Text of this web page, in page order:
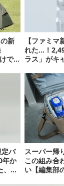
新
で
【ファミ
れた…！
ラス」がキ
バ
年か
、紫
スーパー帰
この組み合
い【編集部